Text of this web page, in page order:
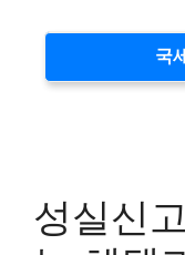
국
성실신